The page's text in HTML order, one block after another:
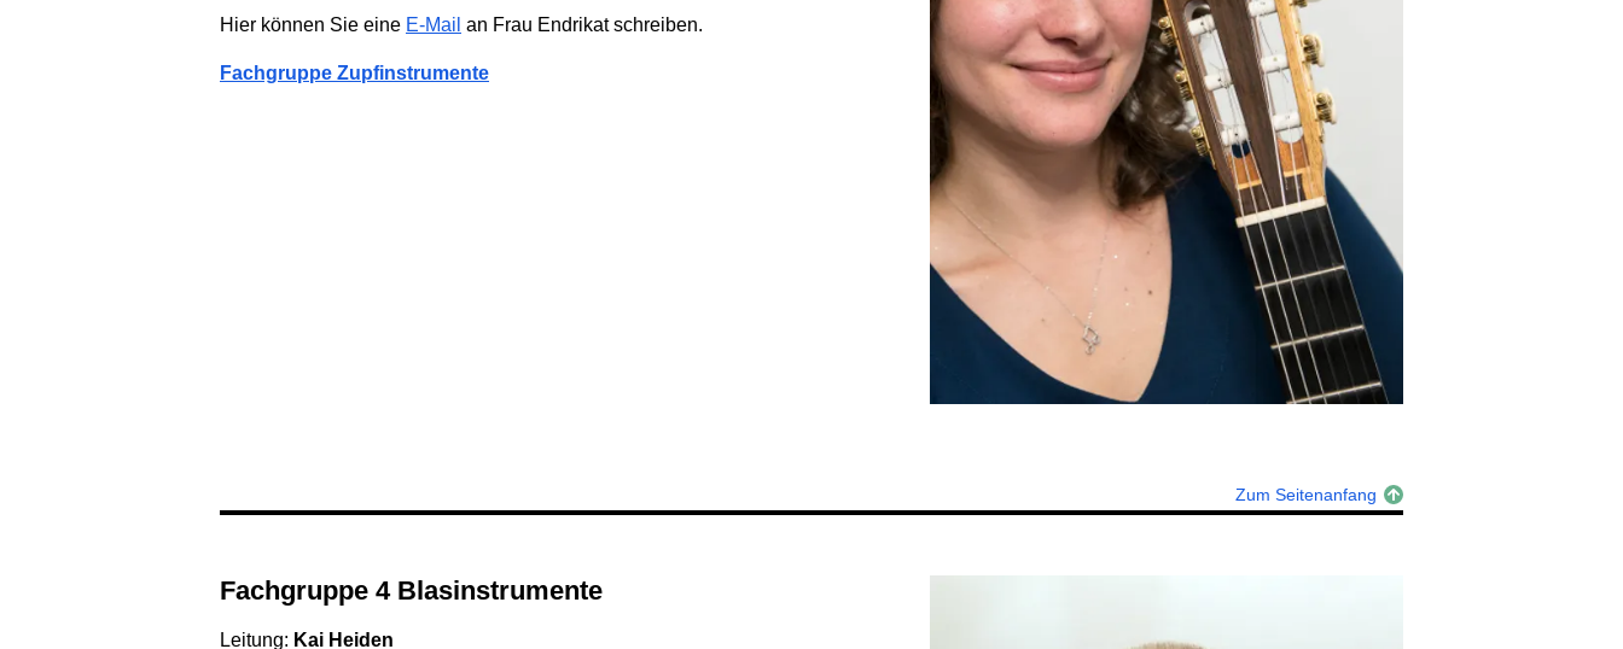
Hier können Sie eine E-Mail an Frau Endrikat schreiben.
Fachgruppe Zupfinstrumente
Zum Seitenanfang
Fachgruppe 4 Blasinstrumente
Leitung: Kai Heiden